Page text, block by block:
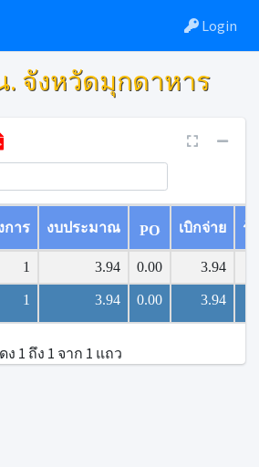
Login
. จังหวัดมุกดาหาร
การ งบประมาณ PO เบิกจ่าย ร้
1 3.94 0.00 3.94
1 3.94 0.00 3.94
ง 1 ถึง 1 จาก 1 แถว